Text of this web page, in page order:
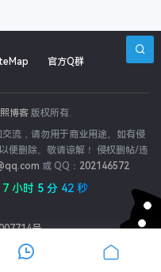
官方Q群
博客 版权所有.
流，请勿用于商业用途。如有侵
便删除。敬请谅解！ 侵权删帖/违
或 QQ： 202146572
小时 5 分 42 秒
号